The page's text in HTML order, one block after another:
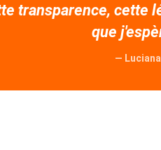
transparence, cette
que
—